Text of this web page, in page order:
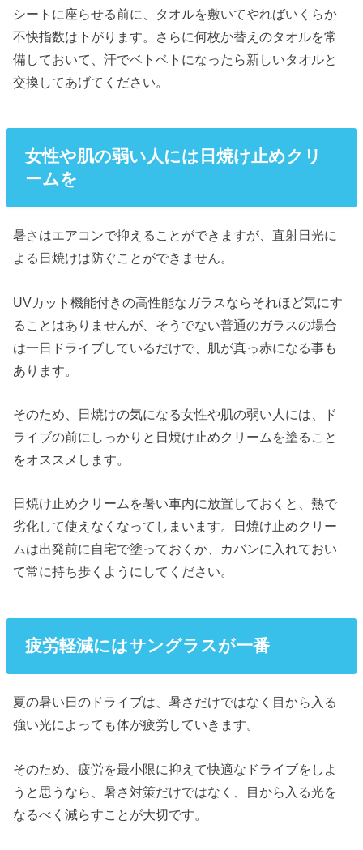
シートに座らせる前に、タオルを敷いてやればいくらか
不快指数は下がります。さらに何枚か替えのタオルを常
備しておいて、汗でベトベトになったら新しいタオルと
交換してあげてください。
女性や肌の弱い人には日焼け止めクリ
ームを
暑さはエアコンで抑えることができますが、直射日光に
よる日焼けは防ぐことができません。
UVカット機能付きの高性能なガラスならそれほど気にす
ることはありませんが、そうでない普通のガラスの場合
は一日ドライブしているだけで、肌が真っ赤になる事も
あります。
そのため、日焼けの気になる女性や肌の弱い人には、ド
ライブの前にしっかりと日焼け止めクリームを塗ること
をオススメします。
日焼け止めクリームを暑い車内に放置しておくと、熱で
劣化して使えなくなってしまいます。日焼け止めクリー
ムは出発前に自宅で塗っておくか、カバンに入れておい
て常に持ち歩くようにしてください。
疲労軽減にはサングラスが一番
夏の暑い日のドライブは、暑さだけではなく目から入る
強い光によっても体が疲労していきます。
そのため、疲労を最小限に抑えて快適なドライブをしよ
うと思うなら、暑さ対策だけではなく、目から入る光を
なるべく減らすことが大切です。